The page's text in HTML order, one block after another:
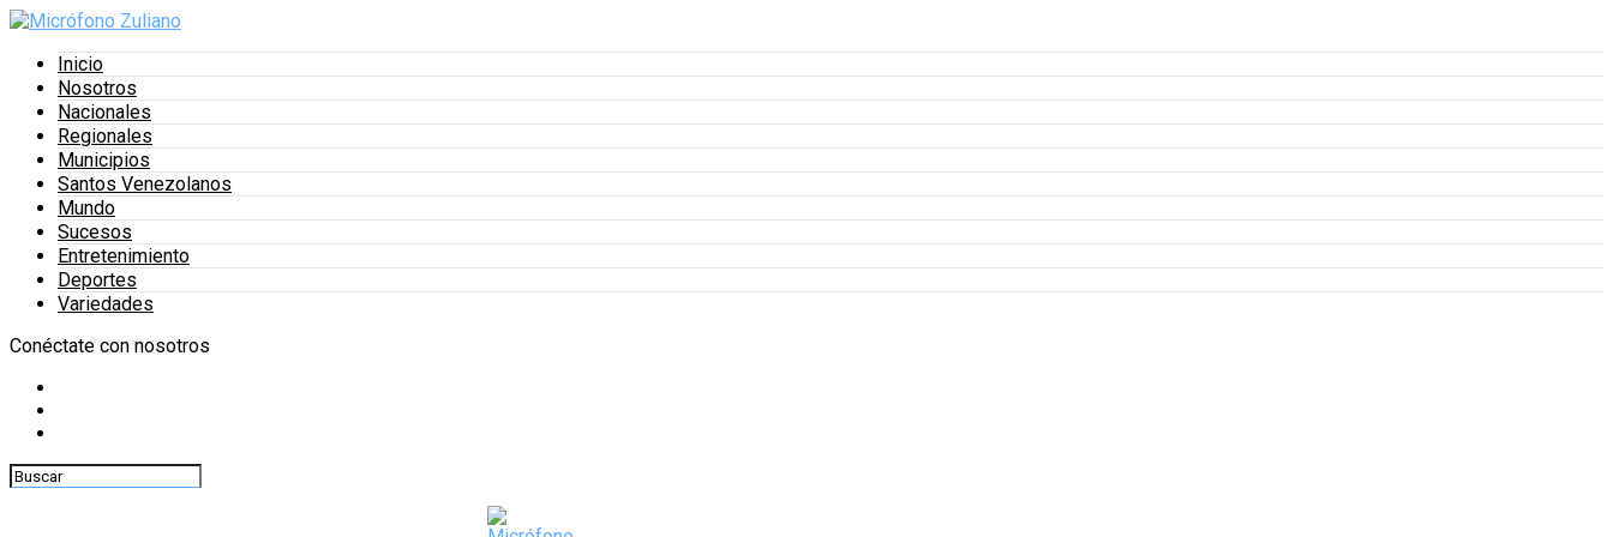
Inicio
Nosotros
Nacionales
Regionales
Municipios
Santos Venezolanos
Mundo
Sucesos
Entretenimiento
Deportes
Variedades
Conéctate con nosotros